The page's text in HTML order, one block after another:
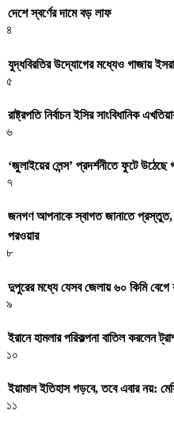
দেশে স্বর্ণের দামে বড় লাফ
৪
যুদ্ধবিরতির উদ্যোগের মধ্যেও গাজায়
৫
রাষ্ট্রপতি নির্বাচন ইসির সাংবিধানিক
৬
‘জুলাইয়ের লেন্স’ প্রদর্শনীতে ফুটে
৭
জনগণ আপনাকে স্বাগত জানাতে প্রস্তুত,
পরওয়ার
৮
দুপুরের মধ্যে যেসব জেলায় ৬০ কিমি
৯
ইরানে হামলার পরিকল্পনা বাতিল করলেন
১০
ইয়ামাল ইতিহাস গড়বে, তবে এবার নয়:
১১